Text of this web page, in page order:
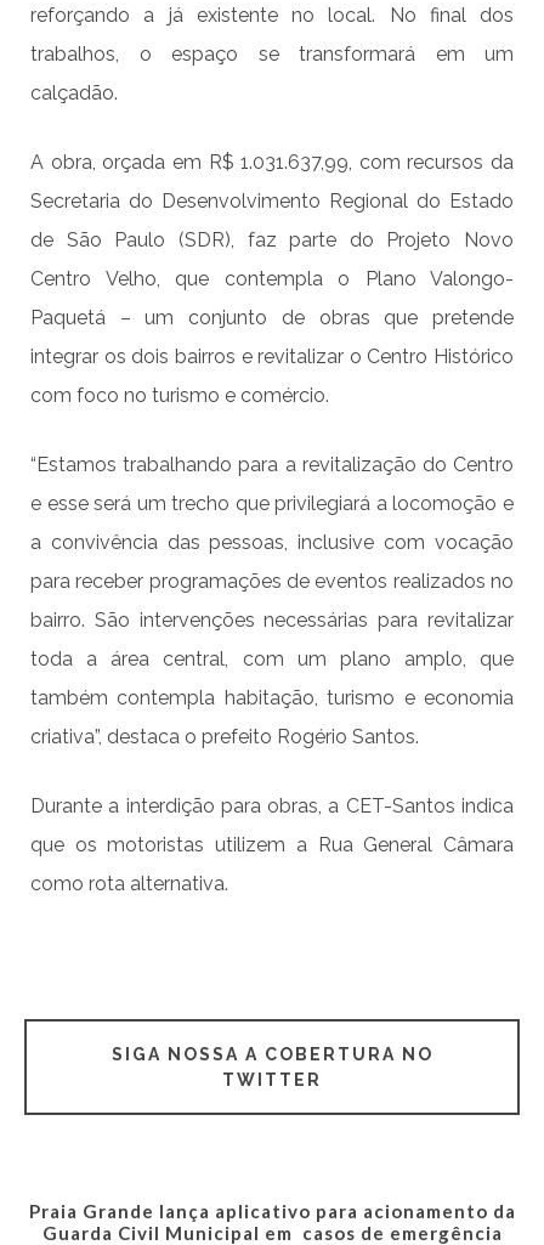
reforçando a já existente no local. No final dos
trabalhos, o espaço se transformará em um
calçadão.
A obra, orçada em R$ 1.031.637,99, com recursos da
Secretaria do Desenvolvimento Regional do Estado
de São Paulo (SDR), faz parte do Projeto Novo
Centro Velho, que contempla o Plano Valongo-
Paquetá – um conjunto de obras que pretende
integrar os dois bairros e revitalizar o Centro Histórico
com foco no turismo e comércio.
“Estamos trabalhando para a revitalização do Centro
e esse será um trecho que privilegiará a locomoção e
a convivência das pessoas, inclusive com vocação
para receber programações de eventos realizados no
bairro. São intervenções necessárias para revitalizar
toda a área central, com um plano amplo, que
também contempla habitação, turismo e economia
criativa”, destaca o prefeito Rogério Santos.
Durante a interdição para obras, a CET-Santos indica
que os motoristas utilizem a Rua General Câmara
como rota alternativa.
SIGA NOSSA A COBERTURA NO
TWITTER
Praia Grande lança aplicativo para acionamento da
Guarda Civil Municipal em casos de emergência